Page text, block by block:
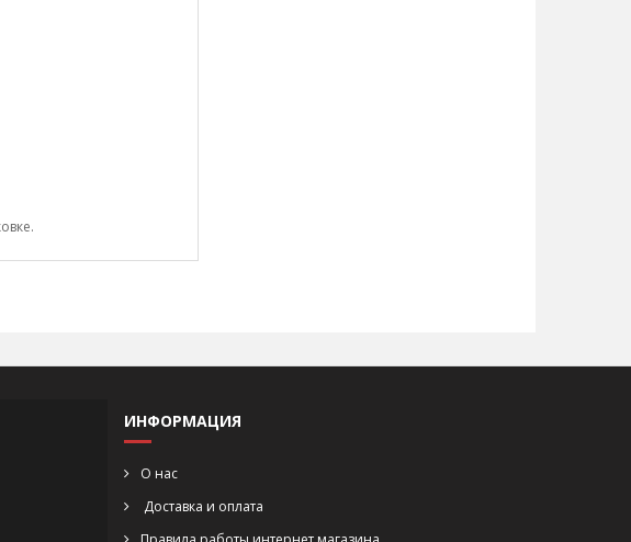
ИНФОРМАЦИЯ
О нас
Доставка и оплата